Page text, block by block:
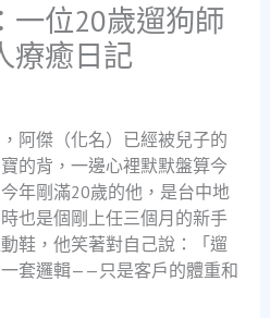
一位20歲遛狗師
療癒日記
阿傑（化名）已經被兒子的
的背，一邊心裡默默盤算今
年剛滿20歲的他，是台中地
也是個剛上任三個月的新手
鞋，他笑著對自己說：「遛
套邏輯——只是客戶的體重和